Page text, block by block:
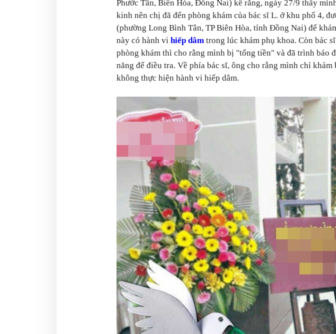
Phước Tân, Biên Hòa, Đồng Nai) kể rằng, ngày 27/9 thấy
kinh nên chị đã đến phòng khám của bác sĩ L. ở khu phố 4,
(phường Long Bình Tân, TP Biên Hòa, tỉnh Đồng Nai) để
này có hành vi hiếp dâm trong lúc khám phụ khoa. Còn bác
phòng khám thì cho rằng mình bị "tống tiền" và đã trình báo
năng để điều tra. Về phía bác sĩ, ông cho rằng mình chỉ khám
không thực hiện hành vi hiếp dâm.